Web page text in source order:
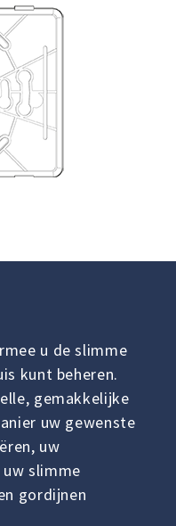
u de slimme
kunt beheren.
gemakkelijke
uw gewenste
uw
slimme
gordijnen